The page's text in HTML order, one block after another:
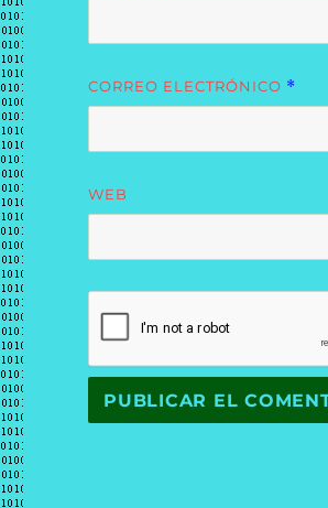
CORREO ELECTRÓNICO *
WEB